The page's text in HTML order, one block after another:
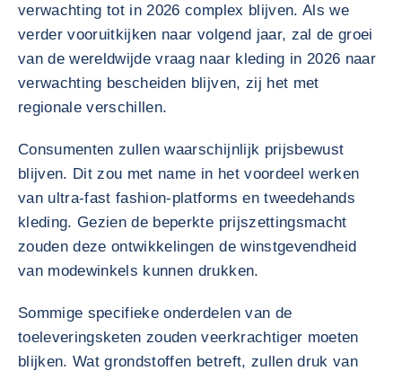
verwachting tot in 2026 complex blijven. Als we
verder vooruitkijken naar volgend jaar, zal de groei
van de wereldwijde vraag naar kleding in 2026 naar
verwachting bescheiden blijven, zij het met
regionale verschillen.
Consumenten zullen waarschijnlijk prijsbewust
blijven. Dit zou met name in het voordeel werken
van ultra-fast fashion-platforms en tweedehands
kleding. Gezien de beperkte prijszettingsmacht
zouden deze ontwikkelingen de winstgevendheid
van modewinkels kunnen drukken.
Sommige specifieke onderdelen van de
toeleveringsketen zouden veerkrachtiger moeten
blijken. Wat grondstoffen betreft, zullen druk van